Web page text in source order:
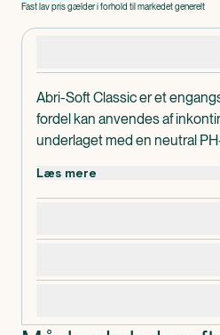
Abri-Soft Classic er et
fordel kan anvendes af
underlaget med en neutral
Underlaget er særligt
stole eller senge og kan
Læs mere
Fast lav pris gælder i forhold til markedet generelt